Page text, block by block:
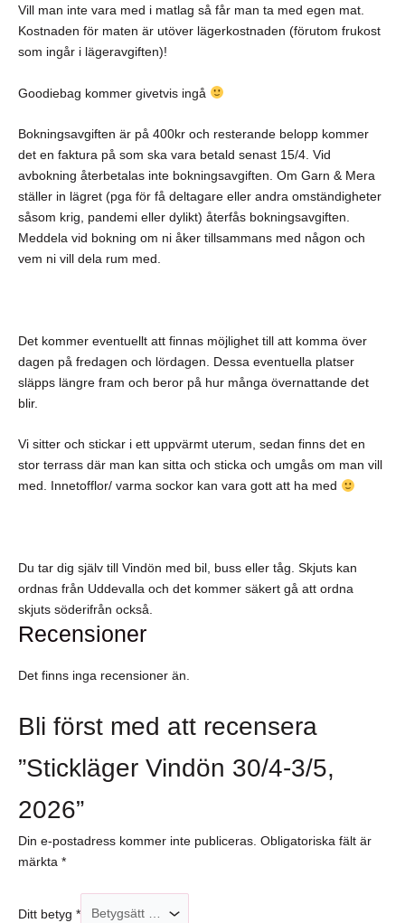
Vill man inte vara med i matlag så får man ta med egen mat.
Kostnaden för maten är utöver lägerkostnaden (förutom frukost
som ingår i lägeravgiften)!
Goodiebag kommer givetvis ingå
Bokningsavgiften är på 400kr och resterande belopp kommer
det en faktura på som ska vara betald senast 15/4. Vid
avbokning återbetalas inte bokningsavgiften. Om Garn & Mera
ställer in lägret (pga för få deltagare eller andra omständigheter
såsom krig, pandemi eller dylikt) återfås bokningsavgiften.
Meddela vid bokning om ni åker tillsammans med någon och
vem ni vill dela rum med.
Det kommer eventuellt att finnas möjlighet till att komma över
dagen på fredagen och lördagen. Dessa eventuella platser
släpps längre fram och beror på hur många övernattande det
blir.
Vi sitter och stickar i ett uppvärmt uterum, sedan finns det en
stor terrass där man kan sitta och sticka och umgås om man vill
med. Innetofflor/ varma sockor kan vara gott att ha med
Du tar dig själv till Vindön med bil, buss eller tåg. Skjuts kan
ordnas från Uddevalla och det kommer säkert gå att ordna
skjuts söderifrån också.
Recensioner
Det finns inga recensioner än.
Bli först med att recensera
”Stickläger Vindön 30/4-3/5,
2026”
Din e-postadress kommer inte publiceras. Obligatoriska fält är
märkta *
Ditt betyg *